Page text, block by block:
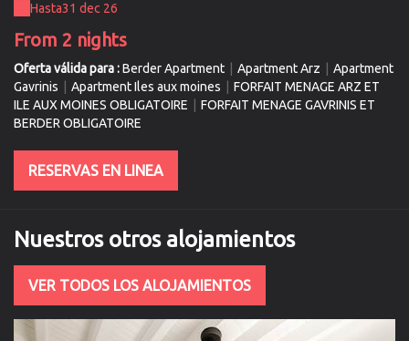
Hasta31 dec 26
From 2 nights
Oferta válida para :Berder Apartment Apartment Arz
Apartment
Gavrinis
Apartment Iles aux moines
FORFAIT MENAGE ARZ ET
ILE AUX MOINES OBLIGATOIRE
FORFAIT MENAGE GAVRINIS ET
BERDER OBLIGATOIRE
RESERVAS EN LINEA
Nuestros otros alojamientos
VER TODOS LOS ALOJAMIENTOS